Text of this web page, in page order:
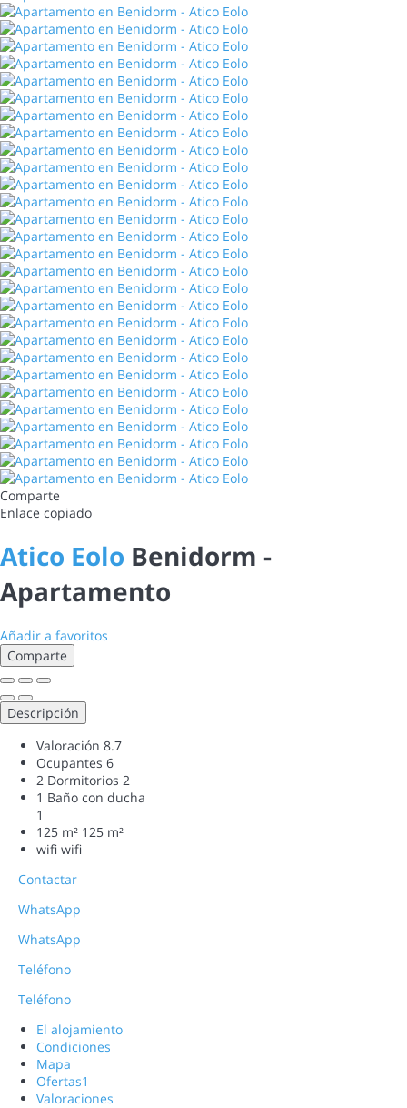
Comparte
Enlace copiado
Atico Eolo Benidorm -
Apartamento
Añadir a favoritos
Comparte
Descripción
Valoración 8.7
Ocupantes 6
2 Dormitorios 2
1 Baño con ducha
1
125 m² 125 m²
wifi wifi
Contactar
WhatsApp
WhatsApp
Teléfono
Teléfono
El alojamiento
Condiciones
Mapa
Ofertas1
Valoraciones